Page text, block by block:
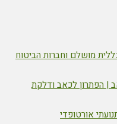
וחברות הביטוח
לכאב ודלקת